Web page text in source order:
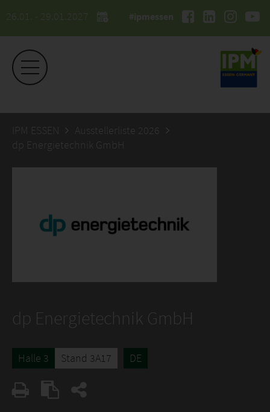
26.01. - 29.01.2027 #ipmessen
IPM ESSEN
Ausstellerliste 2026
dp Energietechnik GmbH
dp Energietechnik GmbH
Halle 3 Stand 3A17 DE